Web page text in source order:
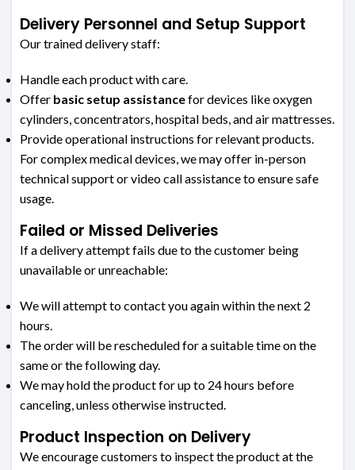
Delivery Personnel and Setup Support
Our trained delivery staff:
Handle each product with care.
Offer basic setup assistancefor devices like oxygen
cylinders, concentrators, hospital beds, and air mattresses.
Provide operational instructions for relevant products.
For complex medical devices, we may offer in-person
technical support or video call assistance to ensure safe
usage.
Failed or Missed Deliveries
If a delivery attempt fails due to the customer being
unavailable or unreachable:
We will attempt to contact you again within the next 2
hours.
The order will be rescheduled for a suitable time on the
same or the following day.
We may hold the product for up to 24 hours before
canceling, unless otherwise instructed.
Product Inspection on Delivery
We encourage customers to inspect the product at the